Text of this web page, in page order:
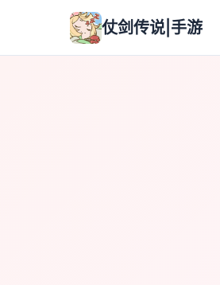
仗剑传说|手游